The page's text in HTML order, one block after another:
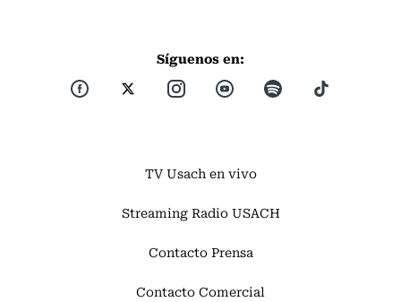
Síguenos en:
TV Usach en vivo
Streaming Radio USACH
Contacto Prensa
Contacto Comercial